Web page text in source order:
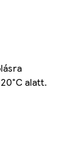
alatt.